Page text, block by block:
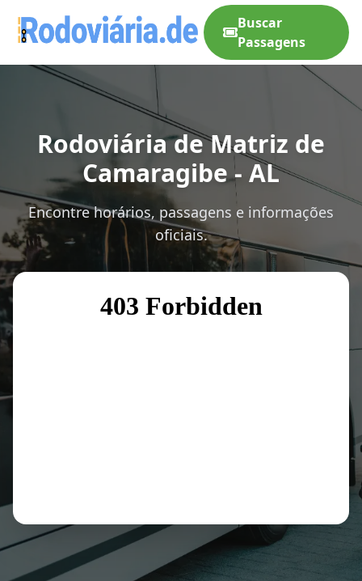
Buscar
Passagens
Rodoviária de Matriz de
Camaragibe - AL
Encontre horários, passagens e informações
oficiais.